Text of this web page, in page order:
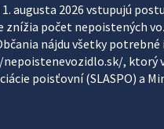
augusta 2026 vstupujú
počet nepoistených
nájdu všetky
, ktorý
poisťovní (SLASPO) a